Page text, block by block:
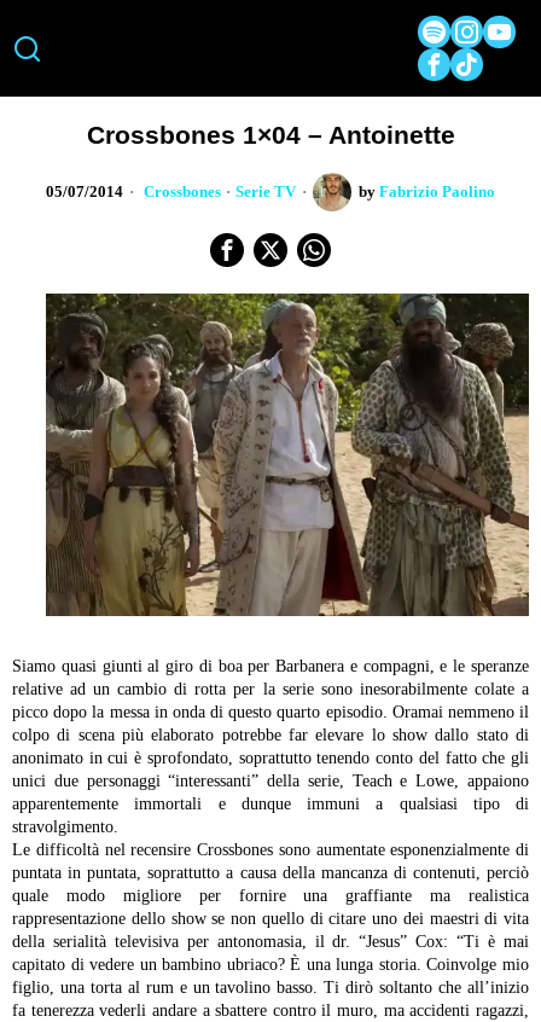
Crossbones 1×04 – Antoinette
05/07/2014 Crossbones · Serie TV by Fabrizio Paolino
Siamo quasi giunti al giro di boa per Barbanera e compagni, e le speranze
relative ad un cambio di rotta per la serie sono inesorabilmente colate a
picco dopo la messa in onda di questo quarto episodio. Oramai nemmeno il
colpo di scena più elaborato potrebbe far elevare lo show dallo stato di
anonimato in cui è sprofondato, soprattutto tenendo conto del fatto che gli
unici due personaggi “interessanti” della serie, Teach e Lowe, appaiono
apparentemente immortali e dunque immuni a qualsiasi tipo di
stravolgimento.
Le difficoltà nel recensire Crossbones sono aumentate esponenzialmente di
puntata in puntata, soprattutto a causa della mancanza di contenuti, perciò
quale modo migliore per fornire una graffiante ma realistica
rappresentazione dello show se non quello di citare uno dei maestri di vita
della serialità televisiva per antonomasia, il dr. “Jesus” Cox: “Ti è mai
capitato di vedere un bambino ubriaco? È una lunga storia. Coinvolge mio
figlio, una torta al rum e un tavolino basso. Ti dirò soltanto che all’inizio
fa tenerezza vederli andare a sbattere contro il muro, ma accidenti ragazzi,